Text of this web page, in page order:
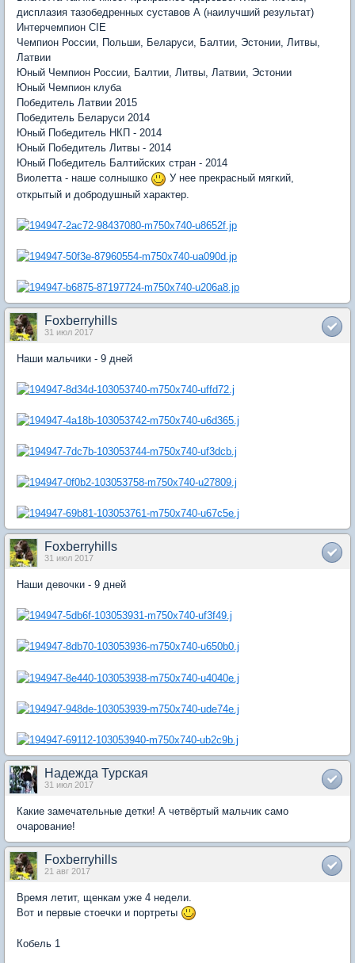
дисплазия тазобедренных суставов А (наилучший результат)
Интерчемпион CIE
Чемпион России, Польши, Беларуси, Балтии, Эстонии, Литвы,
Латвии
Юный Чемпион России, Балтии, Литвы, Латвии, Эстонии
Юный Чемпион клуба
Победитель Латвии 2015
Победитель Беларуси 2014
Юный Победитель НКП - 2014
Юный Победитель Литвы - 2014
Юный Победитель Балтийских стран - 2014
Виолетта - наше солнышко
У нее прекрасный мягкий,
открытый и добродушный характер.
Foxberryhills
31 июл 2017
Наши мальчики - 9 дней
Foxberryhills
31 июл 2017
Наши девочки - 9 дней
Надежда Турская
31 июл 2017
Какие замечательные детки! А четвёртый мальчик само
очарование!
Foxberryhills
21 авг 2017
Время летит, щенкам уже 4 недели.
Вот и первые стоечки и портреты
Кобель 1